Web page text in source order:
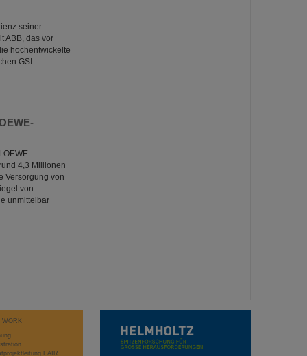
seiner
ABB, das vor
hochentwickelte
GSI-
4,3 Millionen
Versorgung von
von
unmittelbar
WORK
FAIR